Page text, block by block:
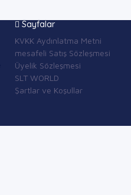
Sayfalar
KVKK Aydınlatma Metni
mesafeli Satış Sözleşmesi
Üyelik Sözleşmesi
SLT WORLD
Şartlar ve Koşullar